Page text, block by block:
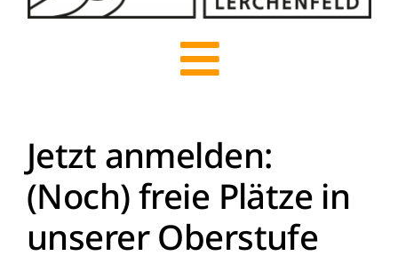
Toggle
Navigation
Start
Über uns
Menschen
Jetzt anmelden:
(Noch) freie Plätze in
unserer Oberstufe